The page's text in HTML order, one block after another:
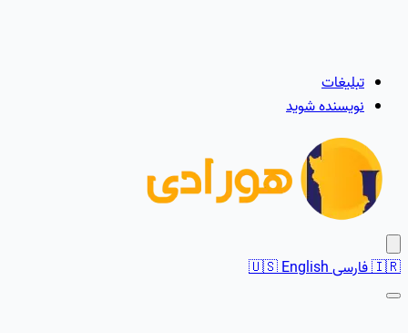
تبلیغات
نویسنده شوید
🇮🇷فارسی 🇺🇸English